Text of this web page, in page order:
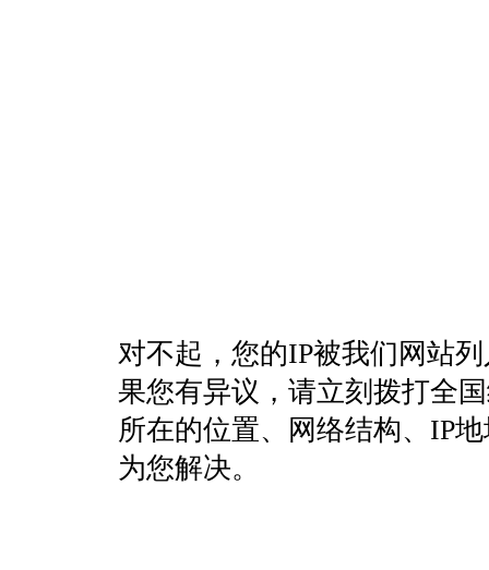
对不起，您的IP被我们网站
果您有异议，请立刻拨打全
所在的位置、网络结构、IP
为您解决。